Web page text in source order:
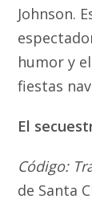
Johnson.
humor y
fiestas
El
Código:
de Santa